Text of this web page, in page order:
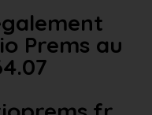
Prems au